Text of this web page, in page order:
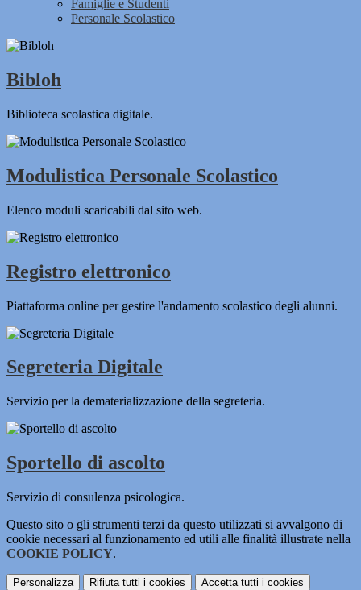
Famiglie e Studenti
Personale Scolastico
Bibloh
Biblioteca scolastica digitale.
Modulistica Personale Scolastico
Elenco moduli scaricabili dal sito web.
Registro elettronico
Piattaforma online per gestire l'andamento scolastico degli alunni.
Segreteria Digitale
Servizio per la dematerializzazione della segreteria.
Sportello di ascolto
Servizio di consulenza psicologica.
Questo sito o gli strumenti terzi da questo utilizzati si avvalgono di
cookie necessari al funzionamento ed utili alle finalità illustrate nella
COOKIE POLICY.
Personalizza Rifiuta tutti i cookies Accetta tutti i cookies